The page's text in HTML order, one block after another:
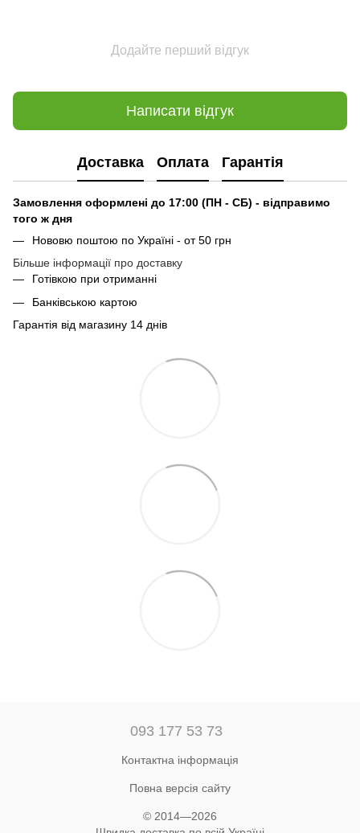
Додайте перший відгук
Написати відгук
Доставка Оплата Гарантія
Замовлення оформлені до 17:00 (ПН - СБ) - відправимо
того ж дня
Нововю поштою по Україні - от 50 грн
Більше інформації про доставку
Готівкою при отриманні
Банківською картою
Гарантія від магазину 14 днів
093 177 53 73
Контактна інформація
Повна версія сайту
© 2014—2026